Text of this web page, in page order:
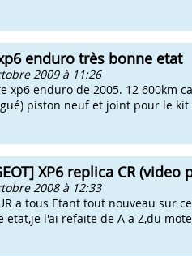
enduro très bonne etat
2009 à 11:26
xp6 enduro de 2005. 12 600km
piston neuf et joint pour le
XP6 replica CR (video
2008 à 12:33
a tous Etant tout nouveau sur
etat,je l'ai refaite de A a Z,du